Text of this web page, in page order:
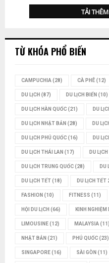
TẢI
TỪ KHÓA PHỔ BIẾN
CAMPUCHIA (28) CÀ PHÊ(12)
DU LỊCH (87) DU LỊCH BIỂN (10)
DU LỊCH HÀN QUỐC(21) DU
DU LỊCH NHẬT BẢN (28) DU
DU LỊCH PHÚ QUỐC(16) DU
DU LỊCH THÁI LAN (17) DU
DU LỊCH TRUNG QUỐC(28) DU
DU LỊCH TẾT(18) DU LỊCH TẾT
FASHION (10) FITNESS (11)
HỘI DU LỊCH (66) KINH NGHIỆM
LIMOUSINE(12) MALAYSIA (11)
NHẬT BẢN (21) PHÚ QUỐC(23)
SINGAPORE(16) SÀI GÒN (11)